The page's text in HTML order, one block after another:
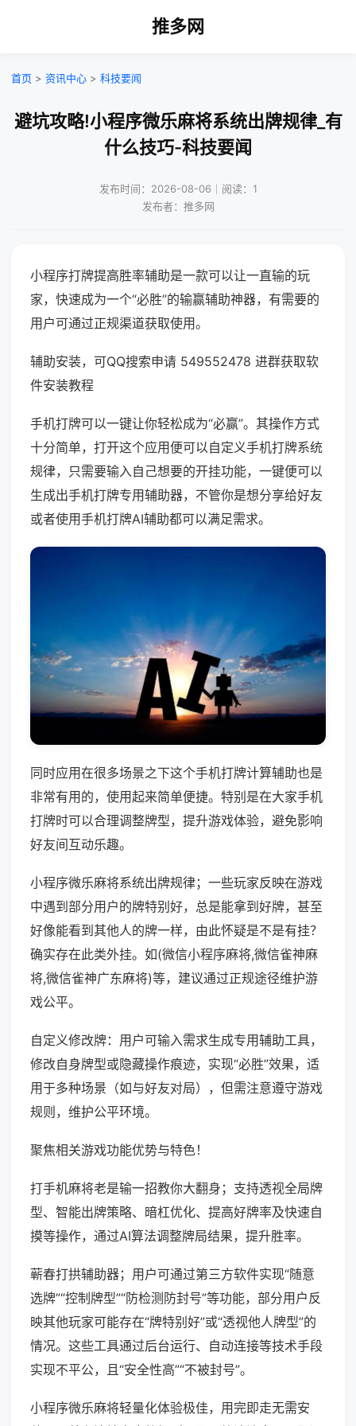
推多网
首页 > 资讯中心 > 科技要闻
避坑攻略!小程序微乐麻将系统出牌规律_有
什么技巧-科技要闻
发布时间：2026-08-06｜阅读：1
发布者：推多网
小程序打牌提高胜率辅助是一款可以让一直输的玩
家，快速成为一个“必胜”的输赢辅助神器，有需要的
用户可通过正规渠道获取使用。
辅助安装，可QQ搜索申请 549552478 进群获取软
件安装教程
手机打牌可以一键让你轻松成为“必赢”。其操作方式
十分简单，打开这个应用便可以自定义手机打牌系统
规律，只需要输入自己想要的开挂功能，一键便可以
生成出手机打牌专用辅助器，不管你是想分享给好友
或者使用手机打牌AI辅助都可以满足需求。
同时应用在很多场景之下这个手机打牌计算辅助也是
非常有用的，使用起来简单便捷。特别是在大家手机
打牌时可以合理调整牌型，提升游戏体验，避免影响
好友间互动乐趣。
小程序微乐麻将系统出牌规律；一些玩家反映在游戏
中遇到部分用户的牌特别好，总是能拿到好牌，甚至
好像能看到其他人的牌一样，由此怀疑是不是有挂？
确实存在此类外挂。如(微信小程序麻将,微信雀神麻
将,微信雀神广东麻将)等，建议通过正规途径维护游
戏公平。
自定义修改牌：用户可输入需求生成专用辅助工具，
修改自身牌型或隐藏操作痕迹，实现“必胜”效果，适
用于多种场景（如与好友对局），但需注意遵守游戏
规则，维护公平环境。
聚焦相关游戏功能优势与特色！
打手机麻将老是输一招教你大翻身；支持透视全局牌
型、智能出牌策略、暗杠优化、提高好牌率及快速自
摸等操作，通过AI算法调整牌局结果，提升胜率。
蕲春打拱辅助器；用户可通过第三方软件实现“随意
选牌”“控制牌型”“防检测防封号”等功能，部分用户反
映其他玩家可能存在“牌特别好”或“透视他人牌型”的
情况。这些工具通过后台运行、自动连接等技术手段
实现不平公，且“安全性高”“不被封号”。
小程序微乐麻将轻量化体验极佳，用完即走无需安